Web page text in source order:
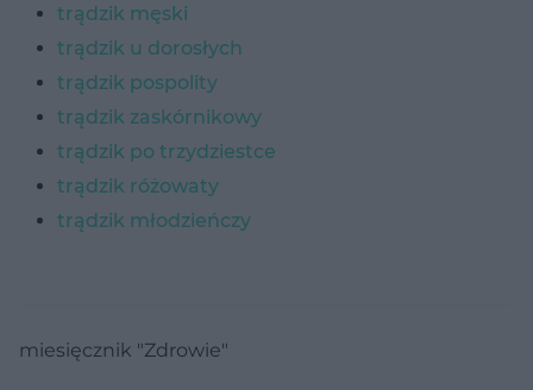
trądzik męski
trądzik u dorosłych
trądzik pospolity
trądzik zaskórnikowy
trądzik po trzydziestce
trądzik różowaty
trądzik młodzieńczy
miesięcznik "Zdrowie"